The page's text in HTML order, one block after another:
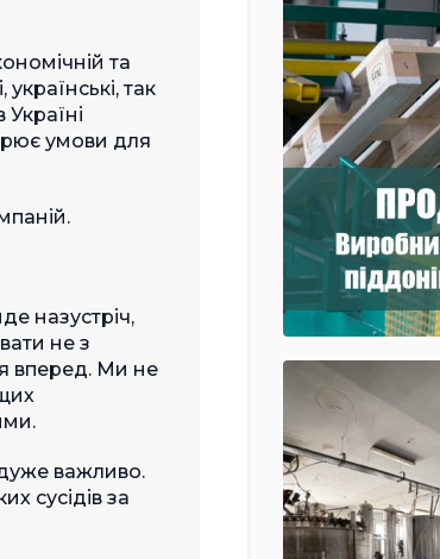
та
так
умови для
назустріч,
не з
вперед. Ми не
важливо.
сусідів за